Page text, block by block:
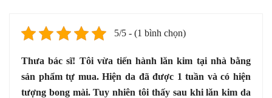
5/5 - (1 bình chọn)
Thưa bác sĩ! Tôi vừa tiến hành lăn kim tại nhà bằng
sản phẩm tự mua. Hiện da đã được 1 tuần và có hiện
tượng bong mài. Tuy nhiên tôi thấy sau khi lăn kim da